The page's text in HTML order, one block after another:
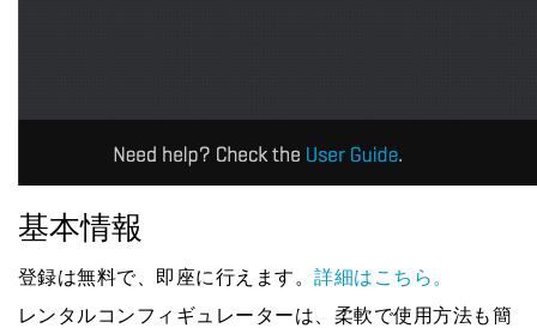
基本情報
登録は無料で、即座に行えます。詳細はこちら。
レンタルコンフィギュレーターは、柔軟で使用方法も簡